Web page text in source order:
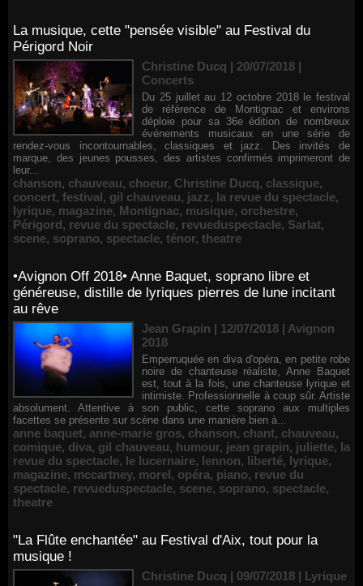
La musique, cette "pensée visible" au Festival du
Périgord Noir
Christine Ducq | 20/07/2018 |
Concerts
Du 25 juillet au 12 octobre 2018 le festival
de référence de Montignac et environs
déploie pour sa 36e édition de nombreux
événements musicaux en une série de
rendez-vous incontournables, classiques et jazz. Des invités de
marque, des jeunes pousses, des artistes confirmés imprimeront de
leur...
chanson, chauveau, choeur, Christine Ducq, classique,
concert, festival, gil chauveau, jazz, la revue du spectacle,
lyrique, magazine, Montignac, musique, orchestre,
Périgord, revue du spectacle, revueduspectacle, Sarlat,
scene, soprano, spectacle, ténor, theatre
•Avignon Off 2018• Anne Baquet, soprano libre et
généreuse, distille de lyriques pierres de lune incitant
au rêve
Jean Grapin | 12/07/2018 | Avignon
2018
Emperruquée en diva d'opéra, en petite robe
noire de chanteuse réaliste, Anne Baquet
est, tout à la fois, une chanteuse lyrique et
intimiste. Professionnelle à coup sûr. Artiste
absolument. Attentive à son public, cette soprano aux multiples
facettes se présente sur scène dans une manière bien à...
anne baquet, anne-marie gros, chanson, chant, chauveau,
comique, diva, gil chauveau, humour, jean grapin, juliette, la
revue du spectacle, le lucernaire, lennon, liberté, lyrique,
magazine, mccartney, morel, opéra, piano, revue du
spectacle, revueduspectacle, scene, soprano, spectacle,
theatre
"La Flûte enchantée" au Festival d'Aix, tout pour la
musique !
Christine Ducq | 09/07/2018 | Lyrique